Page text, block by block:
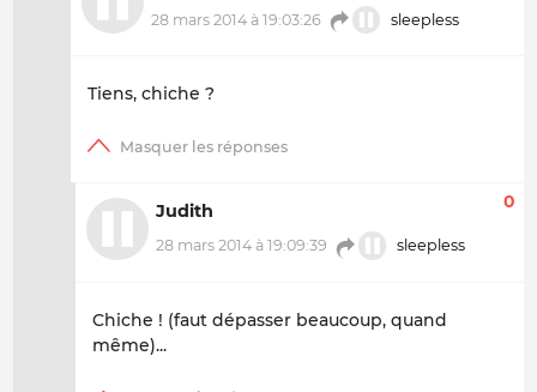
28 mars 2014 à 19:03:26 sleepless
Tiens, chiche ?
Judith
28 mars 2014 à 19:09:39 sleepless
0
Chiche ! (faut dépasser beaucoup, quand
même)...